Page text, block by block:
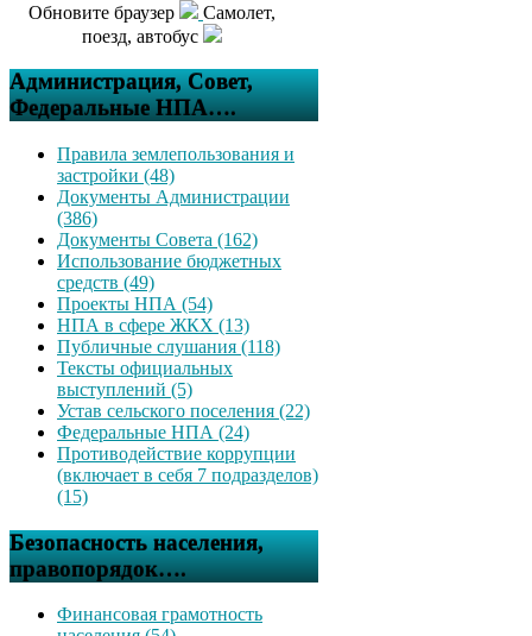
Обновите браузер
Самолет,
поезд, автобус
Администрация, Совет,
Федеральные НПА….
Правила землепользования и
застройки (48)
Документы Администрации
(386)
Документы Совета (162)
Использование бюджетных
средств (49)
Проекты НПА (54)
НПА в сфере ЖКХ (13)
Публичные слушания (118)
Тексты официальных
выступлений (5)
Устав сельского поселения (22)
Федеральные НПА (24)
Противодействие коррупции
(включает в себя 7 подразделов)
(15)
Безопасность населения,
правопорядок….
Финансовая грамотность